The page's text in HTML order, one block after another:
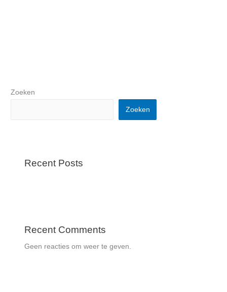
Zoeken
Zoeken
Recent Posts
Recent Comments
Geen reacties om weer te geven.